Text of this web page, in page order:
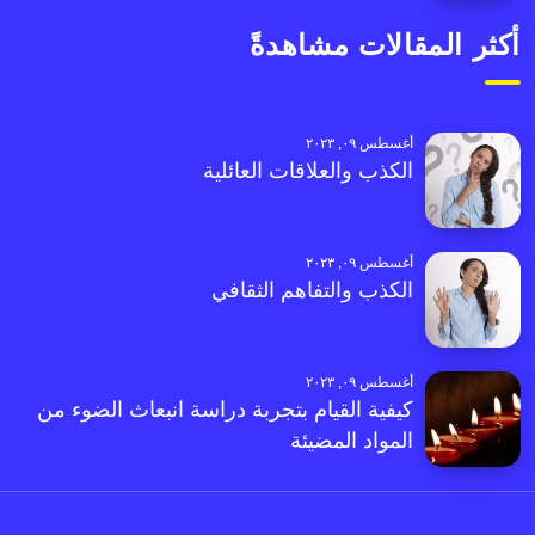
أكثر المقالات مشاهدةً
أغسطس ٠٩, ٢٠٢٣
الكذب والعلاقات العائلية
أغسطس ٠٩, ٢٠٢٣
الكذب والتفاهم الثقافي
أغسطس ٠٩, ٢٠٢٣
كيفية القيام بتجربة دراسة انبعاث الضوء من
المواد المضيئة